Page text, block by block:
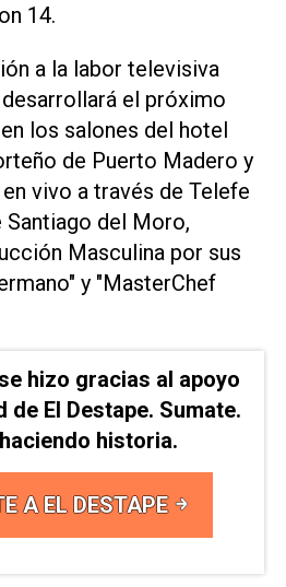
14.
a la labor televisiva
el próximo
los salones del hotel
de Puerto Madero y
vivo a través de Telefe
del Moro,
Masculina por sus
y "MasterChef
hizo gracias al apoyo
de El Destape. Sumate.
historia.
A EL DESTAPE